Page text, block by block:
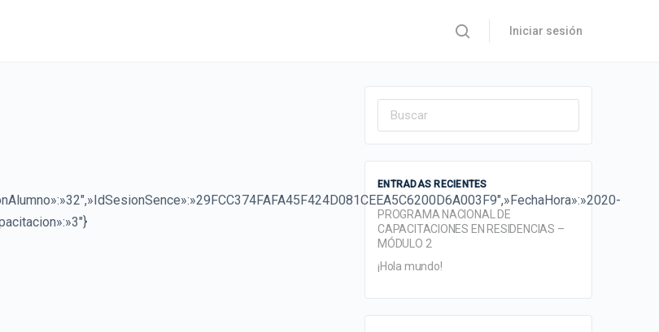
Iniciar sesión
Search
ENTRADAS RECIENTES
PROGRAMA NACIONAL DE
CAPACITACIONES EN RESIDENCIAS –
MÓDULO 2
¡Hola mundo!